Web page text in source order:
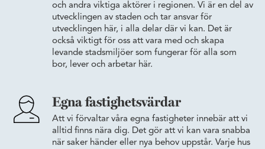
och andra viktiga aktörer i regionen. Vi är en del av
utvecklingen av staden och tar ansvar för
utvecklingen här, i alla delar där vi kan. Det är
också viktigt för oss att vara med och skapa
levande stadsmiljöer som fungerar för alla som
bor, lever och arbetar här.
Egna fastighetsvärdar
Att vi förvaltar våra egna fastigheter innebär att vi
alltid finns nära dig. Det gör att vi kan vara snabba
när saker händer eller nya behov uppstår. Varje hus